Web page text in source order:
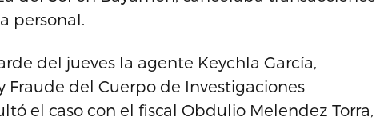
personal.
del jueves la agente Keychla García,
Fraude del Cuerpo de Investigaciones
el caso con el fiscal Obdulio Melendez Torra,